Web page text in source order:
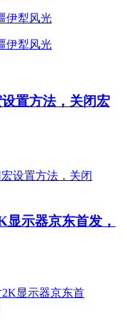
置方法，关闭宏
显示器京东首发，